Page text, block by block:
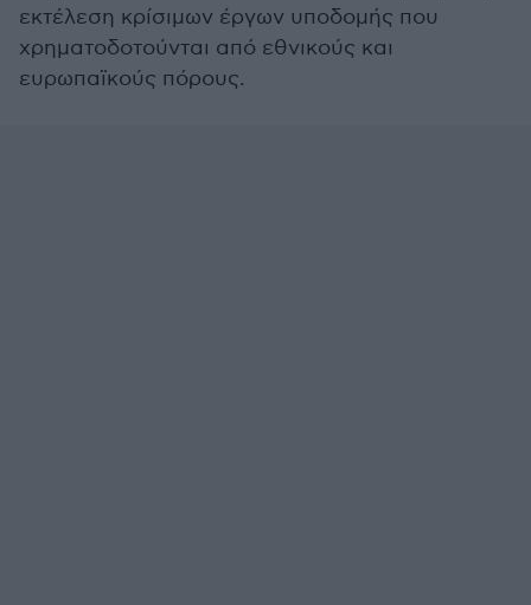
εκτέλεση κρίσιμων έργων υποδομής που
χρηματοδοτούνται από εθνικούς και
ευρωπαϊκούς πόρους.